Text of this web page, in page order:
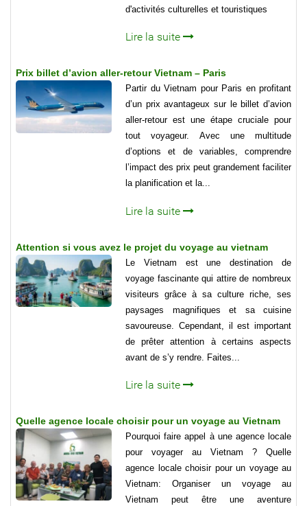
d'activités culturelles et touristiques
Lire la suite
Prix billet d’avion aller-retour Vietnam – Paris
Partir du Vietnam pour Paris en profitant
d’un prix avantageux sur le billet d’avion
aller-retour est une étape cruciale pour
tout voyageur. Avec une multitude
d’options et de variables, comprendre
l’impact des prix peut grandement faciliter
la planification et la...
Lire la suite
Attention si vous avez le projet du voyage au vietnam
Le Vietnam est une destination de
voyage fascinante qui attire de nombreux
visiteurs grâce à sa culture riche, ses
paysages magnifiques et sa cuisine
savoureuse. Cependant, il est important
de prêter attention à certains aspects
avant de s’y rendre. Faites...
Lire la suite
Quelle agence locale choisir pour un voyage au Vietnam
Pourquoi faire appel à une agence locale
pour voyager au Vietnam ? Quelle
agence locale choisir pour un voyage au
Vietnam: Organiser un voyage au
Vietnam peut être une aventure